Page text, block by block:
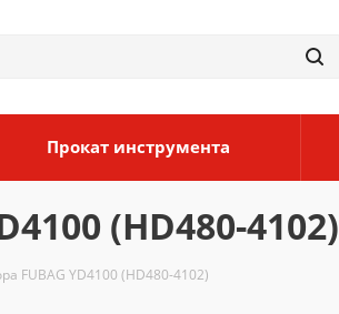
Прокат инструмента
(HD480-4102)
FUBAG YD4100 (HD480-4102)